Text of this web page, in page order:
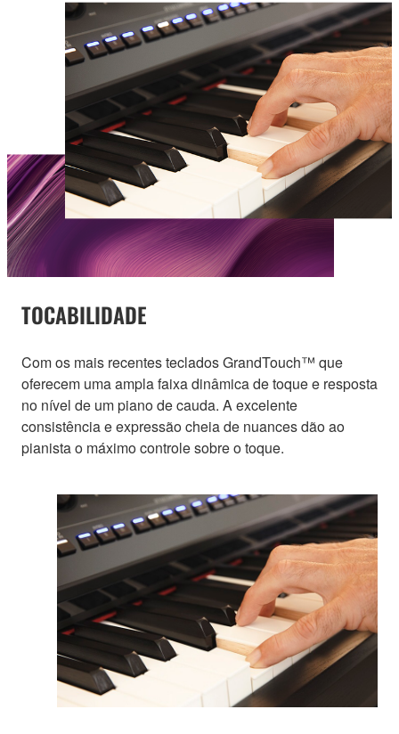
TOCABILIDADE
Com os mais recentes teclados GrandTouch™ que
oferecem uma ampla faixa dinâmica de toque e resposta
no nível de um piano de cauda. A excelente
consistência e expressão cheia de nuances dão ao
pianista o máximo controle sobre o toque.